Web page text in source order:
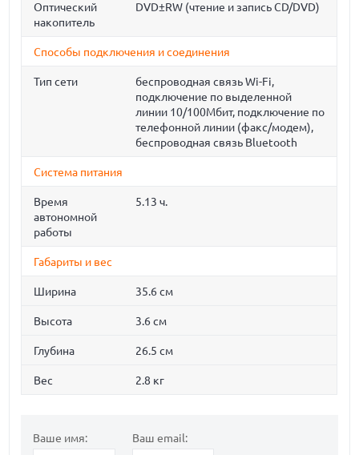
Оптический
накопитель
DVD±RW (чтение и запись CD/DVD)
Способы подключения и соединения
Тип сети
беспроводная связь Wi-Fi,
подключение по выделенной
линии 10/100Мбит, подключение по
телефонной линии (факс/модем),
беспроводная связь Bluetooth
Система питания
Время
автономной
работы
5.13 ч.
Габариты и вес
Ширина 35.6 см
Высота 3.6 см
Глубина 26.5 см
Вес 2.8 кг
Ваше имя: Ваш email: